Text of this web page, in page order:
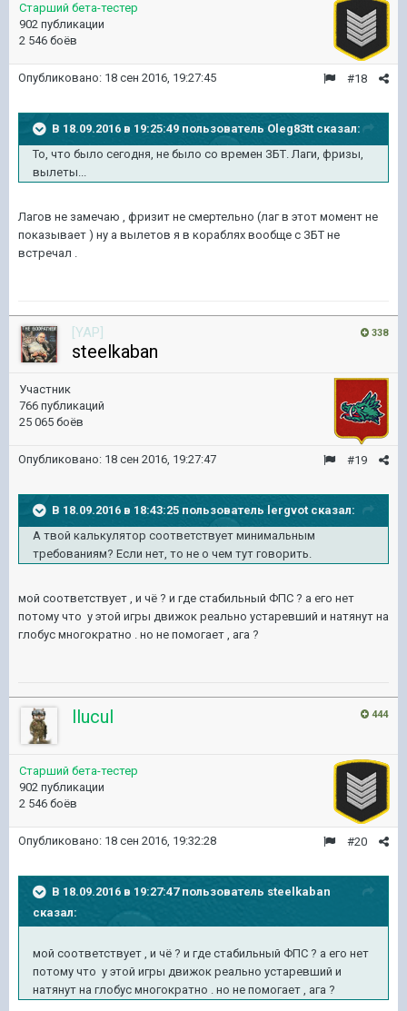
Старший бета-тестер
902 публикации
2 546 боёв
#18
Опубликовано: 18 сен 2016, 19:27:45
В 18.09.2016 в 19:25:49 пользователь Oleg83tt сказал:
То, что было сегодня, не было со времен ЗБТ. Лаги, фризы,
вылеты...
Лагов не замечаю , фризит не смертельно (лаг в этот момент не
показывает ) ну а вылетов я в кораблях вообще с ЗБТ не
встречал .
338
[YAP]
steelkaban
Участник
766 публикаций
25 065 боёв
#19
Опубликовано: 18 сен 2016, 19:27:47
В 18.09.2016 в 18:43:25 пользователь lergvot сказал:
А твой калькулятор соответствует минимальным
требованиям? Если нет, то не о чем тут говорить.
мой соответствует , и чё ? и где стабильный ФПС ? а его нет
потому что у этой игры движок реально устаревший и натянут на
глобус многократно . но не помогает , ага ?
444
llucul
Старший бета-тестер
902 публикации
2 546 боёв
#20
Опубликовано: 18 сен 2016, 19:32:28
В 18.09.2016 в 19:27:47 пользователь steelkaban
сказал:
мой соответствует , и чё ? и где стабильный ФПС ? а его нет
потому что у этой игры движок реально устаревший и
натянут на глобус многократно . но не помогает , ага ?